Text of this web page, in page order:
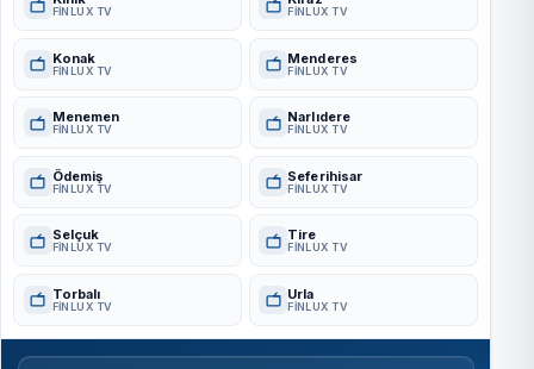
FINLUX TV FINLUX TV
Konak
FINLUX TV
Menderes
FINLUX TV
Menemen
FINLUX TV
Narlıdere
FINLUX TV
Ödemiş
FINLUX TV
Seferihisar
FINLUX TV
Selçuk
FINLUX TV
Tire
FINLUX TV
Torbalı
FINLUX TV
Urla
FINLUX TV